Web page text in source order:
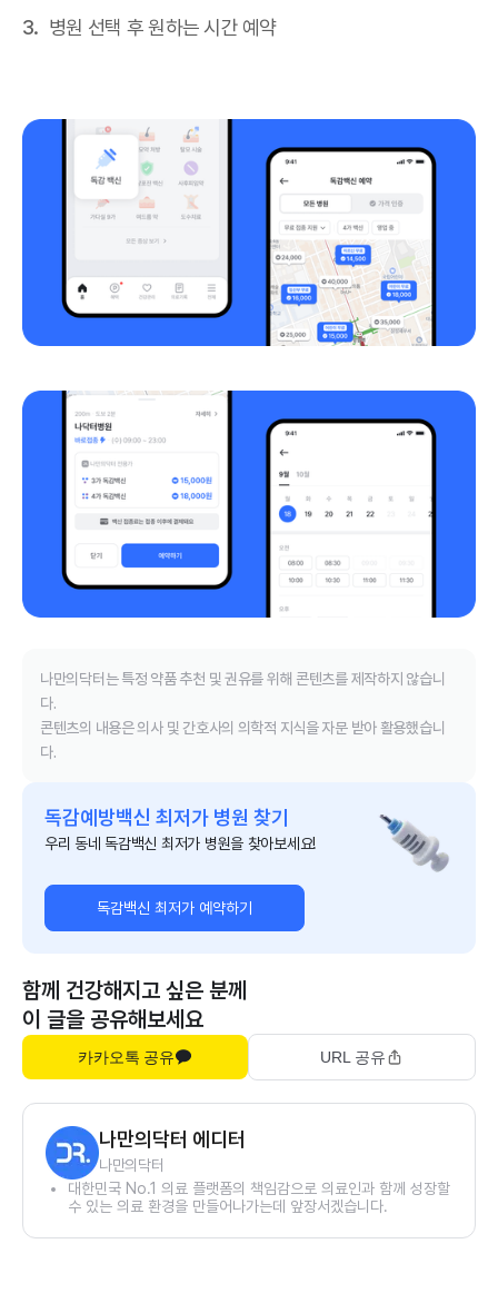
병원 선택 후 원하는 시간 예약
나만의닥터는 특정 약품 추천 및 권유를 위해 콘텐츠를 제작하지 않습니
다.
콘텐츠의 내용은 의사 및 간호사의 의학적 지식을 자문 받아 활용했습니
다.
독감예방백신 최저가 병원 찾기
우리 동네 독감백신 최저가 병원을 찾아보세요!
독감백신 최저가 예약하기
함께 건강해지고 싶은 분께
이 글을 공유해보세요
카카오톡 공유 URL 공유
나만의닥터 에디터
나만의닥터
대한민국 No.1 의료 플랫폼의 책임감으로 의료인과 함께 성장할
수 있는 의료 환경을 만들어나가는데 앞장서겠습니다.